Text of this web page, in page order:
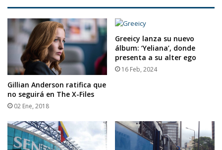
Gillian Anderson ratifica que
no seguirá en The X-Files
02 Ene, 2018
Greeicy lanza su nuevo
álbum: ‘Yeliana’, donde
presenta a su alter ego
16 Feb, 2024